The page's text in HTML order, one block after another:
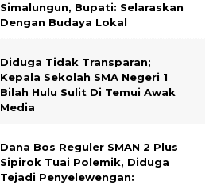
Simalungun, Bupati: Selaraskan
Dengan Budaya Lokal
Diduga Tidak Transparan;
Kepala Sekolah SMA Negeri 1
Bilah Hulu Sulit Di Temui Awak
Media
Dana Bos Reguler SMAN 2 Plus
Sipirok Tuai Polemik, Diduga
Tejadi Penyelewengan: